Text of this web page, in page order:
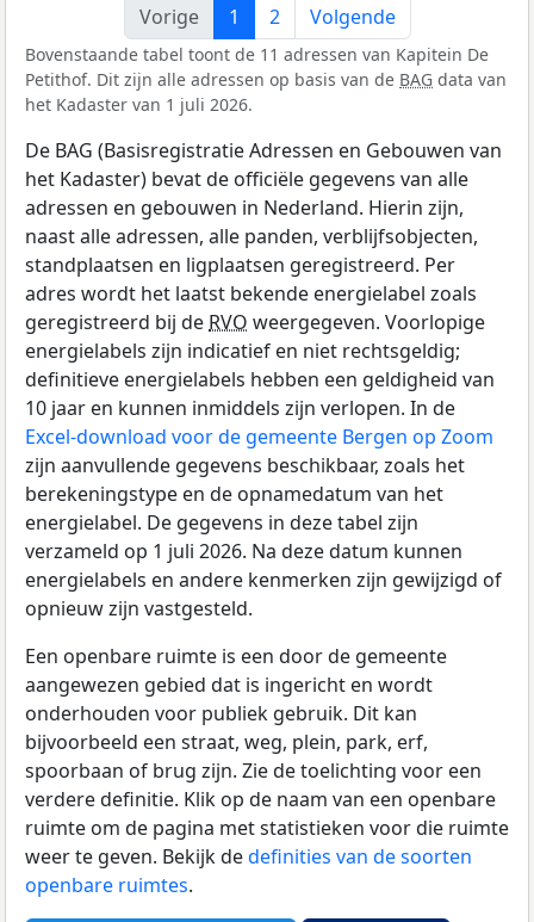
Vorige 1 2 Volgende
Bovenstaande tabel toont de 11 adressen van Kapitein De
Petithof. Dit zijn alle adressen op basis van de BAG data van
het Kadaster van 1 juli 2026.
De BAG (Basisregistratie Adressen en Gebouwen van
het Kadaster) bevat de officiële gegevens van alle
adressen en gebouwen in Nederland. Hierin zijn,
naast alle adressen, alle panden, verblijfsobjecten,
standplaatsen en ligplaatsen geregistreerd. Per
adres wordt het laatst bekende energielabel zoals
geregistreerd bij de RVO weergegeven. Voorlopige
energielabels zijn indicatief en niet rechtsgeldig;
definitieve energielabels hebben een geldigheid van
10 jaar en kunnen inmiddels zijn verlopen. In de
Excel-download voor de gemeente Bergen op Zoom
zijn aanvullende gegevens beschikbaar, zoals het
berekeningstype en de opnamedatum van het
energielabel. De gegevens in deze tabel zijn
verzameld op 1 juli 2026. Na deze datum kunnen
energielabels en andere kenmerken zijn gewijzigd of
opnieuw zijn vastgesteld.
Een openbare ruimte is een door de gemeente
aangewezen gebied dat is ingericht en wordt
onderhouden voor publiek gebruik. Dit kan
bijvoorbeeld een straat, weg, plein, park, erf,
spoorbaan of brug zijn. Zie de toelichting voor een
verdere definitie. Klik op de naam van een openbare
ruimte om de pagina met statistieken voor die ruimte
weer te geven. Bekijk dedefinities van de soorten
openbare ruimtes.